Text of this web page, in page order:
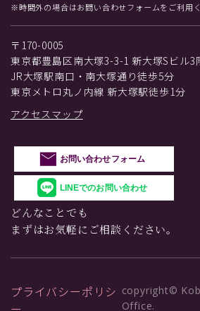
※時間外の場合はお問い合わせフォームをご利用く
〒170-0005
東京都豊島区南大塚3-3-1 新大塚Sビル3
JR大塚駅南口・南大塚通り徒歩5分
東京メトロ丸ノ内線 新大塚駅徒歩1分
アクセスマップ
お問い合わせフォーム
LINEでのお問い合わせ
どんなことでも
まずはお気軽にご相談ください。
プライバシーポリシ copyright©
Office.